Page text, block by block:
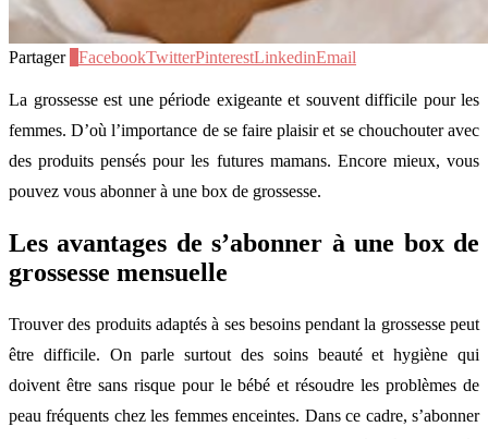
Partager FacebookTwitterPinterestLinkedinEmail
La grossesse est une période exigeante et souvent difficile pour les
femmes. D’où l’importance de se faire plaisir et se chouchouter avec
des produits pensés pour les futures mamans. Encore mieux, vous
pouvez vous abonner à une box de grossesse.
Les avantages de s’abonner à une box de
grossesse mensuelle
Trouver des produits adaptés à ses besoins pendant la grossesse peut
être difficile. On parle surtout des soins beauté et hygiène qui
doivent être sans risque pour le bébé et résoudre les problèmes de
peau fréquents chez les femmes enceintes. Dans ce cadre, s’abonner